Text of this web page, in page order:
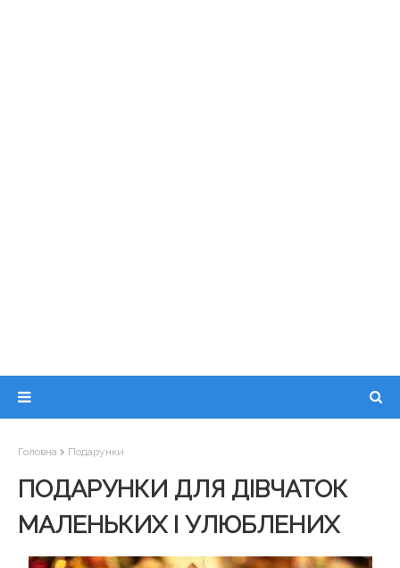
Головна Подарунки
ПОДАРУНКИ ДЛЯ ДІВЧАТОК
МАЛЕНЬКИХ І УЛЮБЛЕНИХ